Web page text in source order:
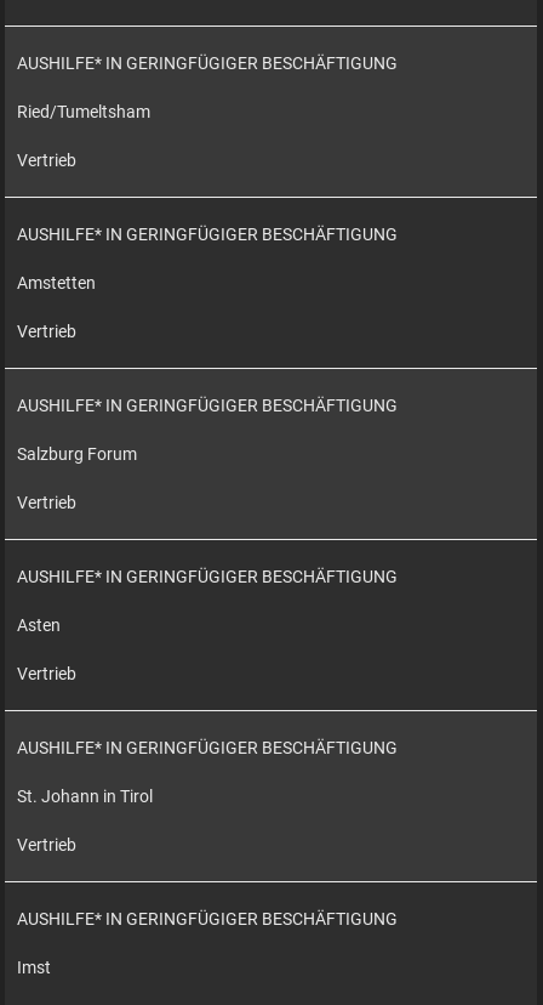
AUSHILFE* IN GERINGFÜGIGER BESCHÄFTIGUNG
Ried/Tumeltsham
Vertrieb
AUSHILFE* IN GERINGFÜGIGER BESCHÄFTIGUNG
Amstetten
Vertrieb
AUSHILFE* IN GERINGFÜGIGER BESCHÄFTIGUNG
Salzburg Forum
Vertrieb
AUSHILFE* IN GERINGFÜGIGER BESCHÄFTIGUNG
Asten
Vertrieb
AUSHILFE* IN GERINGFÜGIGER BESCHÄFTIGUNG
St. Johann in Tirol
Vertrieb
AUSHILFE* IN GERINGFÜGIGER BESCHÄFTIGUNG
Imst